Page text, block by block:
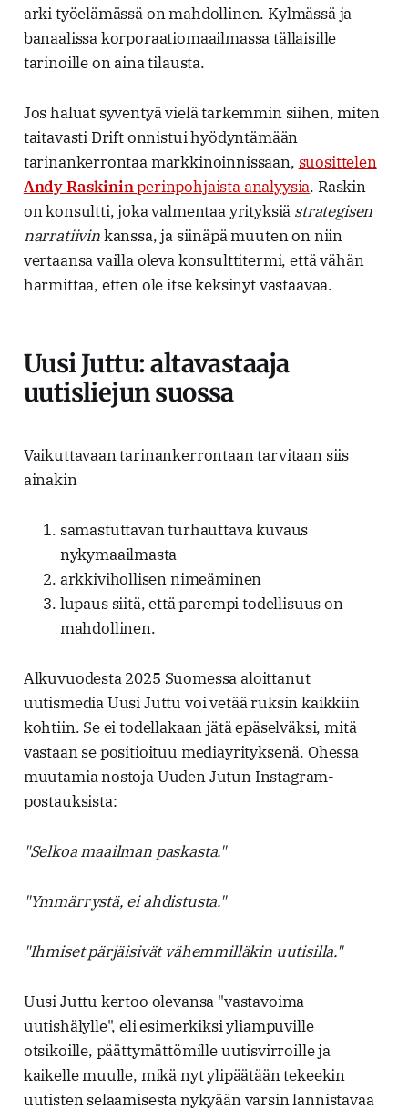
arki työelämässä on mahdollinen. Kylmässä ja
banaalissa korporaatiomaailmassa tällaisille
tarinoille on aina tilausta.
Jos haluat syventyä vielä tarkemmin siihen, miten
taitavasti Drift onnistui hyödyntämään
tarinankerrontaa markkinoinnissaan, suosittelen
Andy Raskininperinpohjaista analyysia. Raskin
on konsultti, joka valmentaa yrityksiä strategisen
narratiivinkanssa, ja siinäpä muuten on niin
vertaansa vailla oleva konsulttitermi, että vähän
harmittaa, etten ole itse keksinyt vastaavaa.
Uusi Juttu: altavastaaja
uutisliejun suossa
Vaikuttavaan tarinankerrontaan tarvitaan siis
ainakin
samastuttavan turhauttava kuvaus
nykymaailmasta
arkkivihollisen nimeäminen
lupaus siitä, että parempi todellisuus on
mahdollinen.
Alkuvuodesta 2025 Suomessa aloittanut
uutismedia Uusi Juttu voi vetää ruksin kaikkiin
kohtiin. Se ei todellakaan jätä epäselväksi, mitä
vastaan se positioituu mediayrityksenä. Ohessa
muutamia nostoja Uuden Jutun Instagram-
postauksista:
"Selkoa maailman paskasta."
"Ymmärrystä, ei ahdistusta."
"Ihmiset pärjäisivät vähemmilläkin uutisilla."
Uusi Juttu kertoo olevansa "vastavoima
uutishälylle", eli esimerkiksi yliampuville
otsikoille, päättymättömille uutisvirroille ja
kaikelle muulle, mikä nyt ylipäätään tekeekin
uutisten selaamisesta nykyään varsin lannistavaa